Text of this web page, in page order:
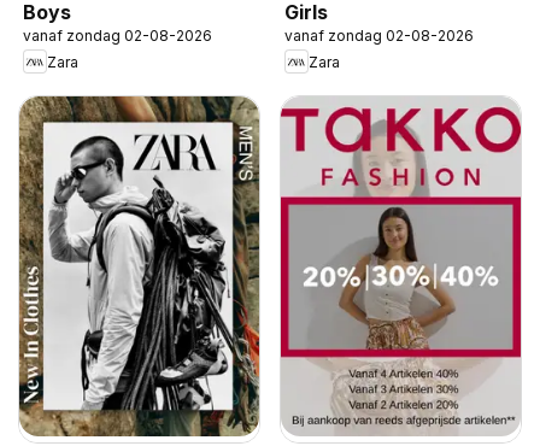
Boys
vanaf zondag 02-08-2026
Zara
Girls
vanaf zondag 02-08-2026
Zara